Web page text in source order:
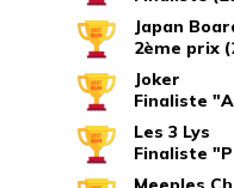
Japan
2ème prix
Joker
Finaliste
Les 3 Lys
Finaliste